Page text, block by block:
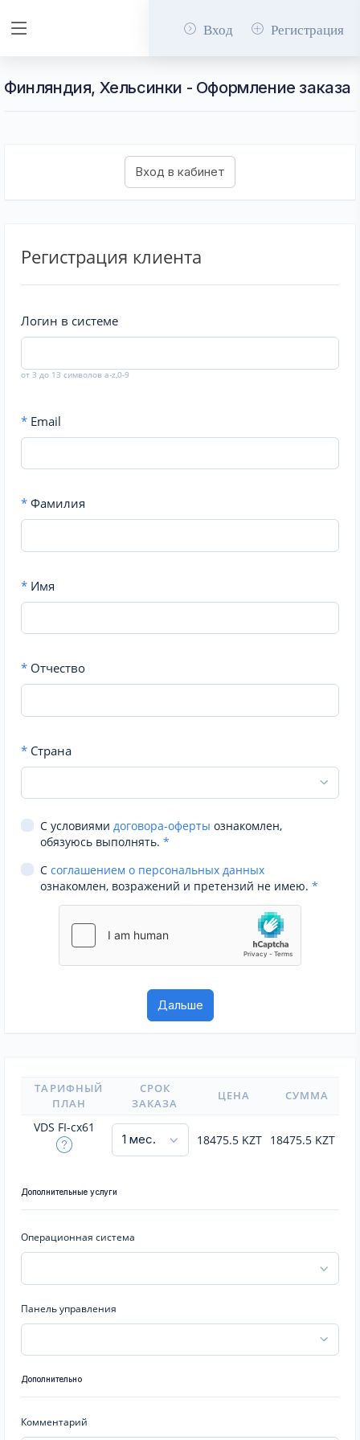
Вход Регистрация
Финляндия, Хельсинки - Оформление заказа
Регистрация клиента
Логин в системе
от 3 до 13 символов a-z,0-9
* Email
* Фамилия
* Имя
* Отчество
* Страна
С условиями договора-оферты ознакомлен,
обязуюсь выполнять. *
С соглашением о персональных данных
ознакомлен, возражений и претензий не имею. *
ТАРИФНЫЙ
ПЛАН
СРОК
ЗАКАЗА
ЦЕНА СУММА
VDS FI-cx61
18475.5 KZT 18475.5 KZT
Дополнительные услуги
Операционная система
Панель управления
Дополнительно
Комментарий